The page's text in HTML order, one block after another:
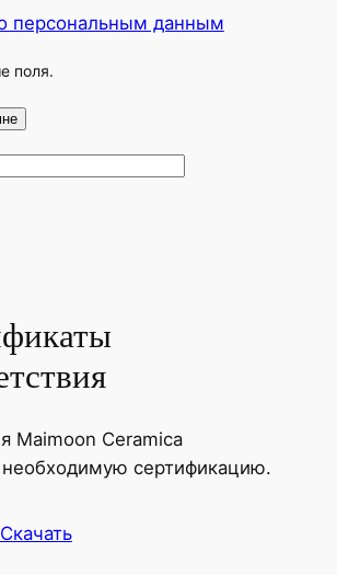
персональным данным
поля.
Maimoon Ceramica
необходимую сертификацию.
Скачать